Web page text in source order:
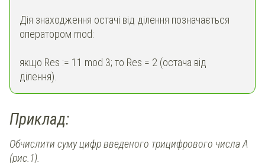
Дія знаходження остачі від ділення позначається
оператором mod:
якщо Res := 11 mod 3; то Res = 2 (остача від
ділення).
Приклад:
Обчислити суму цифр введеного трицифрового числа А
(рис.1).